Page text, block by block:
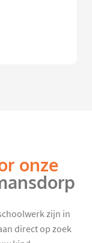
onze
zijn in
direct op zoek